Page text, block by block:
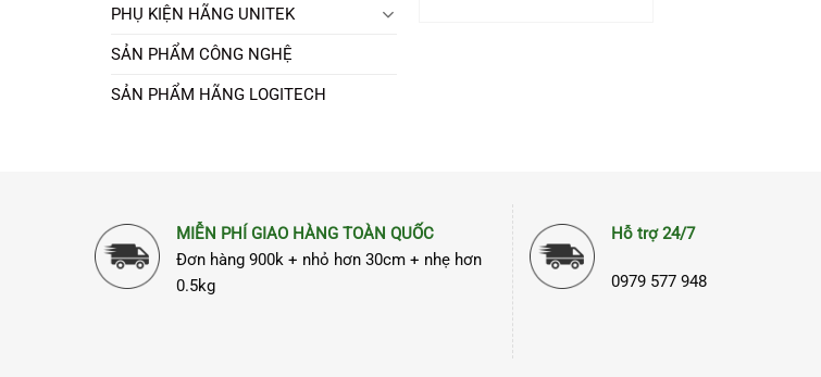
PHỤ KIỆN HÃNG UNITEK
SẢN PHẨM CÔNG NGHỆ
SẢN PHẨM HÃNG LOGITECH
MIỄN PHÍ GIAO HÀNG TOÀN QUỐC
Đơn hàng 900k + nhỏ hơn 30cm + nhẹ hơn
0.5kg
Hỗ trợ 24/7
0979 577 948